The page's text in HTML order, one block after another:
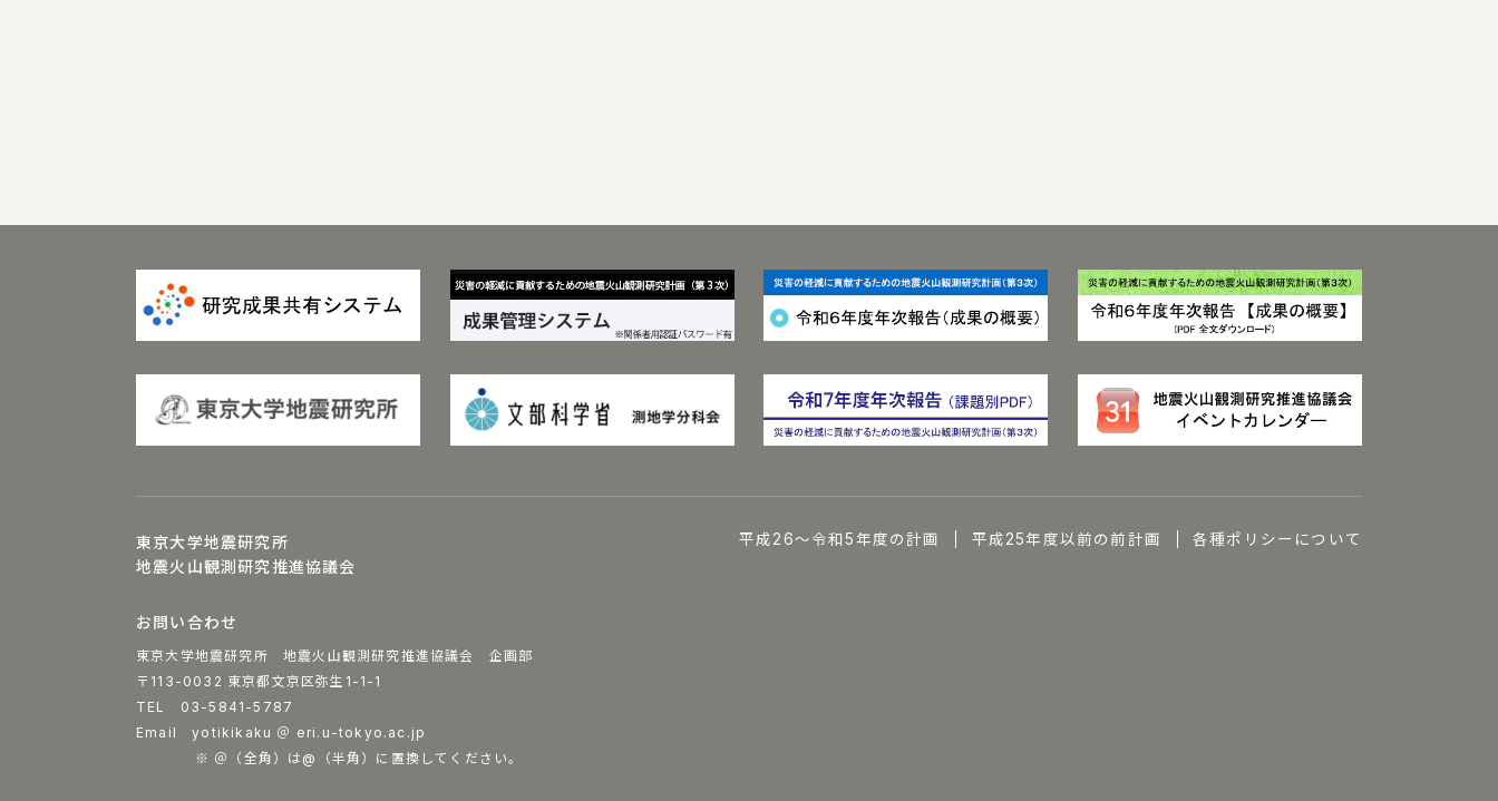
平成26～令和5年度の計画 平成25年度以前の前計画 各種ポリシーについて
東京大学地震研究所
地震火山観測研究推進協議会
お問い合わせ
東京大学地震研究所 地震火山観測研究推進協議会 企画部
〒113-0032 東京都文京区弥生1-1-1
TEL 03-5841-5787
Email yotikikaku ＠ eri.u-tokyo.ac.jp
※ ＠（全角）は@（半角）に置換してください。